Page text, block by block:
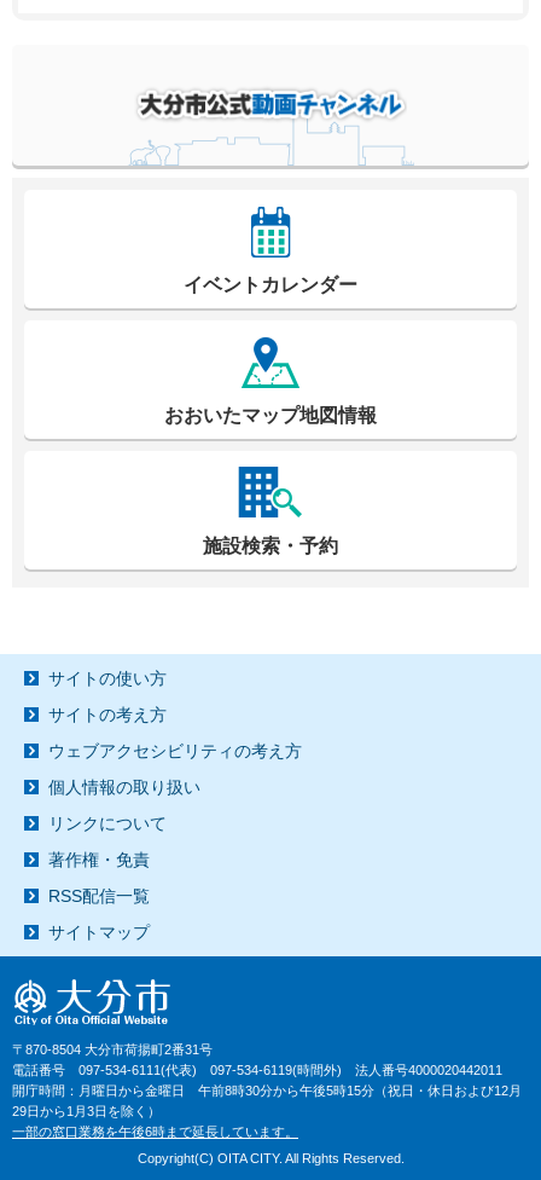
イベントカレンダー
おおいたマップ地図情報
施設検索・予約
サイトの使い方
サイトの考え方
ウェブアクセシビリティの考え方
個人情報の取り扱い
リンクについて
著作権・免責
RSS配信一覧
サイトマップ
〒870-8504 大分市荷揚町2番31号
電話番号 097-534-6111(代表) 097-534-6119(時間外) 法人番号4000020442011
開庁時間：月曜日から金曜日 午前8時30分から午後5時15分（祝日・休日および12月
29日から1月3日を除く）
一部の窓口業務を午後6時まで延長しています。
Copyright(C) OITA CITY. All Rights Reserved.